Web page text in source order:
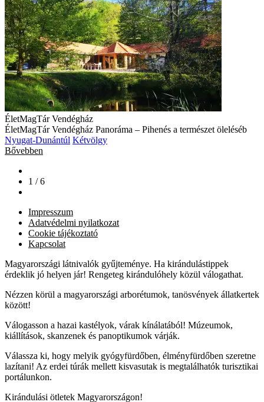
ÉletMagTár Vendégház
ÉletMagTár Vendégház Panoráma – Pihenés a természet öleléséb
Nyugat-Dunántúl Kétvölgy
Bővebben
1 / 6
Impresszum
Adatvédelmi nyilatkozat
Cookie tájékoztató
Kapcsolat
Magyarországi látnivalók gyűjteménye. Ha kirándulástippek
érdeklik jó helyen jár! Rengeteg kirándulóhely közül válogathat.
Nézzen körül a magyarországi arborétumok, tanösvények állatkertek
között!
Válogasson a hazai kastélyok, várak kínálatából! Múzeumok,
kiállítások, skanzenek és panoptikumok várják.
Válassza ki, hogy melyik gyógyfürdőben, élményfürdőben szeretne
lazítani! Az erdei túrák mellett kisvasutak is megtalálhatók turisztikai
portálunkon.
Kirándulási ötletek Magyarországon!